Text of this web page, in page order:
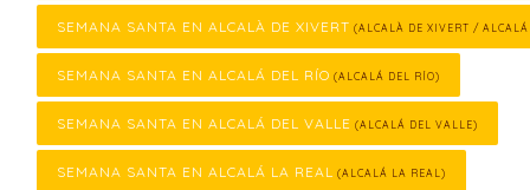
SEMANA SANTA EN ALCALÀ DE XIVERT (ALCALÀ DE XIVERT /
SEMANA SANTA EN ALCALÁ DEL RÍO (ALCALÁ DEL RÍO)
SEMANA SANTA EN ALCALÁ DEL VALLE (ALCALÁ DEL VALLE)
SEMANA SANTA EN ALCALÁ LA REAL (ALCALÁ LA REAL)